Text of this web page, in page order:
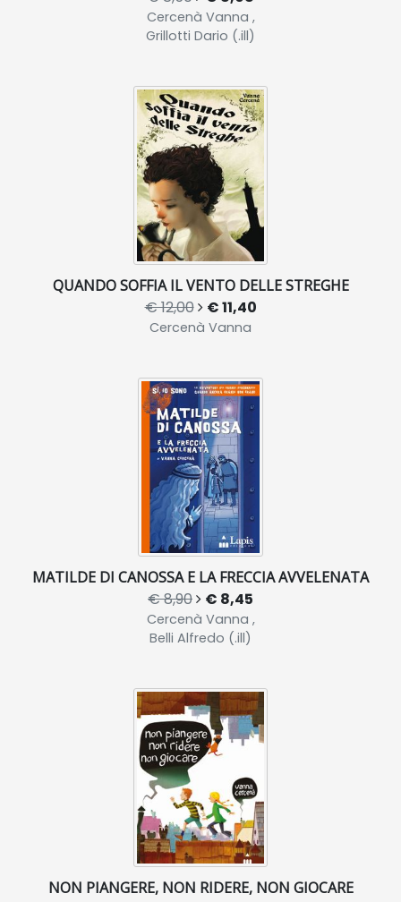
Cercenà Vanna ,
Grillotti Dario (.ill)
QUANDO SOFFIA IL VENTO DELLE STREGHE
€ 12,00 € 11,40
Cercenà Vanna
MATILDE DI CANOSSA E LA FRECCIA AVVELENATA
€ 8,90 € 8,45
Cercenà Vanna ,
Belli Alfredo (.ill)
NON PIANGERE, NON RIDERE, NON GIOCARE